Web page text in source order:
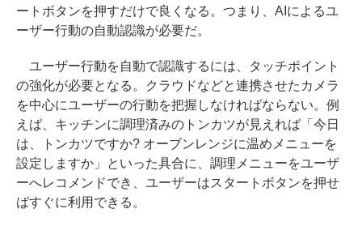
ートボタンを押すだけで良くなる。つまり、AIによるユ
ーザー行動の自動認識が必要だ。
ユーザー行動を自動で認識するには、タッチポイント
の強化が必要となる。クラウドなどと連携させたカメラ
を中心にユーザーの行動を把握しなければならない。例
えば、キッチンに調理済みのトンカツが見えれば「今日
は、トンカツですか? オーブンレンジに温めメニューを
設定しますか」といった具合に、調理メニューをユーザ
ーへレコメンドでき、ユーザーはスタートボタンを押せ
ばすぐに利用できる。